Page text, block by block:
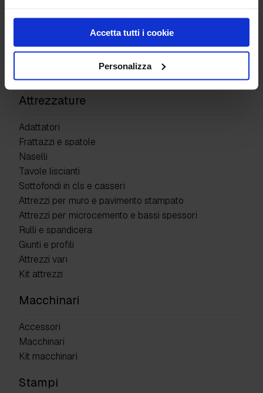
Accetta tutti i cookie
Personalizza
Giunti di costruzione
Superfici Decorative
Protettivi e resine
Attrezzature
Adattatori
Frattazzi e spatole
Naselli
Tavole liscianti
Sottofondi in cls e casseri
Attrezzi per muro e pavimento stampato
Attrezzi per microcemento e bassi spessori
Rulli e spandicera
Giunti e profili
Attrezzi vari
Kit attrezzi
Macchinari
Accessori
Macchinari
Kit macchinari
Stampi